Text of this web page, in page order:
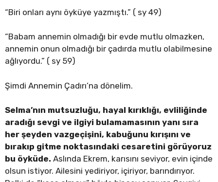
“Biri onları aynı öyküye yazmıştı.” ( sy 49)
“Babam annemin olmadığı bir evde mutlu olmazken,
annemin onun olmadığı bir çadırda mutlu olabilmesine
ağlıyordu.” ( sy 59)
Şimdi Annemin Çadırı’na dönelim.
Selma’nın mutsuzluğu, hayal kırıklığı, evliliğinde
aradığı sevgi ve ilgiyi bulamamasının yanı sıra
her şeyden vazgeçişini, kabuğunu kırışını ve
bırakıp gitme noktasındaki cesaretini görüyoruz
bu öyküde. Aslında Ekrem, karısını seviyor, evin içinde
olsun istiyor. Ailesini yediriyor, içiriyor, barındırıyor.